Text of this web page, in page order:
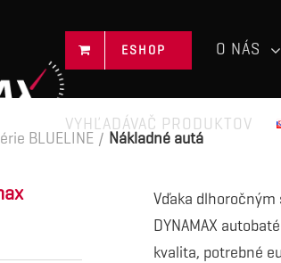
ESHOP O NÁS
VYHĽADÁVAČ PRODUKTOV
BLUELINE / Nákladné autá
Vďaka
DYNAMAX
kvalita, potrebné